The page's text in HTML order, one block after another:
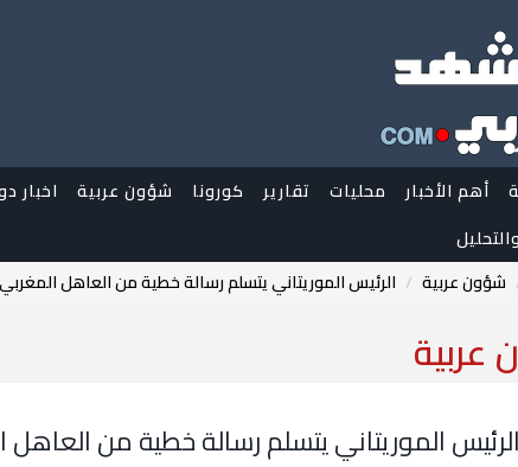
أهم الأخبار محليات تقارير كورونا شؤون عربية اخبار
شؤون عربية الرئيس الموريتاني يتسلم رسالة خطية من العاهل المغربي
الرئيس الموريتاني يتسلم رسالة خطية من العاهل